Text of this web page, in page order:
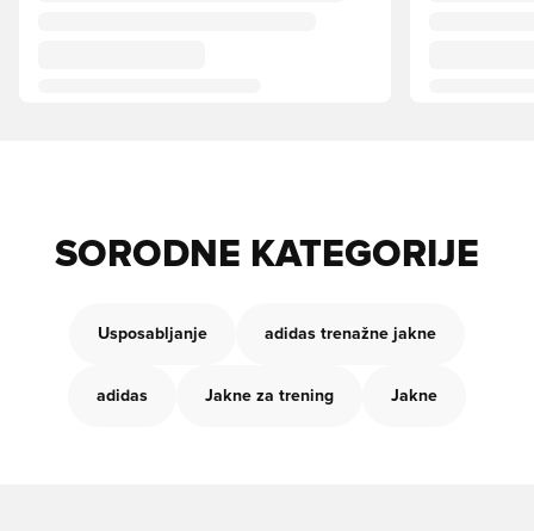
SORODNE KATEGORIJE
Usposabljanje adidas trenažne jakne
adidas Jakne za trening Jakne